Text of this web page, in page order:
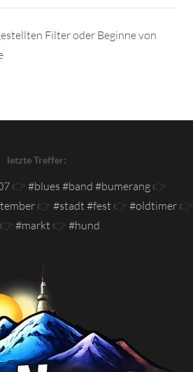
Filter oder Beginne von
letzte Treffer:
👉 #blues #band #bumerang👉
👉 #stadt #fest 👉 #oldtimer👉
👉 #markt 👉 #hund